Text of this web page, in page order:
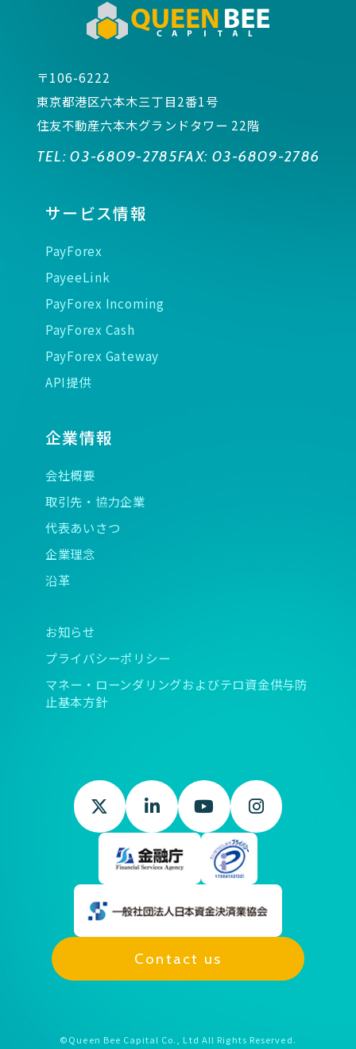
〒106-6222
東京都港区六本木三丁目2番1号
住友不動産六本木グランドタワー 22階
TEL: 03-6809-2785FAX: 03-6809-2786
サービス情報
PayForex
PayeeLink
PayForex Incoming
PayForex Cash
PayForex Gateway
API提供
企業情報
会社概要
取引先・協力企業
代表あいさつ
企業理念
沿革
お知らせ
プライバシーポリシー
マネー・ローンダリングおよびテロ資金供与防
止基本方針
Contact us
©Queen Bee Capital Co., Ltd All Rights Reserved.